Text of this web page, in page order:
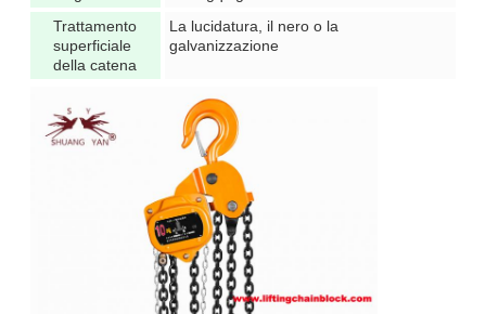
Trattamento
superficiale
della catena
La lucidatura, il nero o la
galvanizzazione